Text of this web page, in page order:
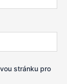
stránku pro